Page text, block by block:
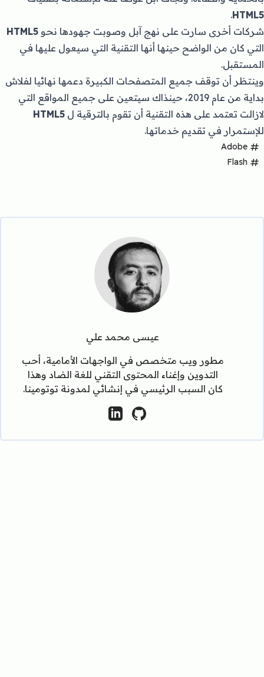
HTML5
.
شركات أخرى سارت على نهج آبل وصوبت جهودها نحو HTML5
التي كان من الواضح حينها أنها التقنية التي سيعول عليها في
المستقبل.
وينتظر أن توقف جميع المتصفحات الكبيرة دعمها نهائيا لفلاش
بداية من عام 2019، حينذاك سيتعين على جميع المواقع التي
لازالت تعتمد على هذه التقنية أن تقوم بالترقية ل HTML5
للإستمرار في تقديم خدماتها.
Adobe
Flash
عيسى محمد علي
مطور ويب متخصص في الواجهات الأمامية، أحب
التدوين وإغناء المحتوى التقني للغة الضاد وهذا
كان السبب الرئيسي في إنشائي لمدونة توتومينا.